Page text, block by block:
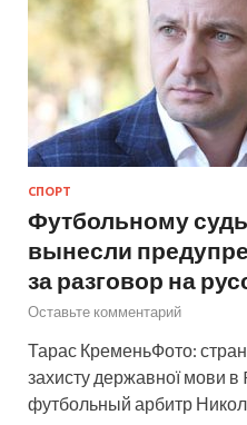
СПОРТ
Футбольному
вынесли
за разговор на
Оставьте комментарий
Тарас КременьФото:
захисту державної мови
футбольный арбитр